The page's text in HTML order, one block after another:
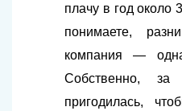
плачу в год около
понимаете,
компания —
Собственно,
пригодилась,